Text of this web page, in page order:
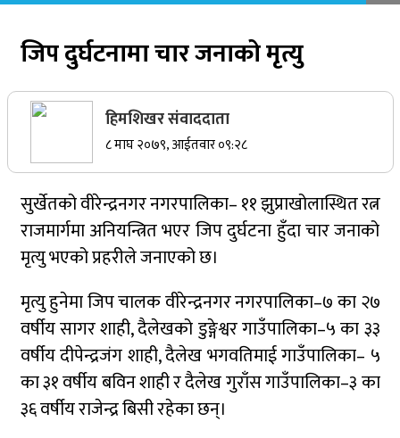
जुम्लाबाट सुर्खेत र नेपालगञ्जतर्फ लैजाँदै गरिएको १८०
कार्टुन स्याउ प्रहरीले नियन्त्रणमा
सर्वोच्चले खारेज गर्‍यो दानबहादुर बुढाको रिट,
सुर्खेतमा जिप दुर्घटना,१५ जना घाइते
जिप दुर्घटनामा चार जनाको मृत्यु
हिमशिखर संवाददाता
८ माघ २०७९, आईतवार ०९:२८
सुर्खेतको वीरेन्द्रनगर नगरपालिका– ११ झुप्राखोलास्थित रत्न
राजमार्गमा अनियन्त्रित भएर जिप दुर्घटना हुँदा चार जनाको
मृत्यु भएको प्रहरीले जनाएको छ।
मृत्यु हुनेमा जिप चालक वीरेन्द्रनगर नगरपालिका–७ का २७
वर्षीय सागर शाही, दैलेखको डुङ्गेश्वर गाउँपालिका–५ का ३३
वर्षीय दीपेन्द्रजंग शाही, दैलेख भगवतिमाई गाउँपालिका– ५
का ३१ वर्षीय बविन शाही र दैलेख गुराँस गाउँपालिका–३ का
३६ वर्षीय राजेन्द्र बिसी रहेका छन्।